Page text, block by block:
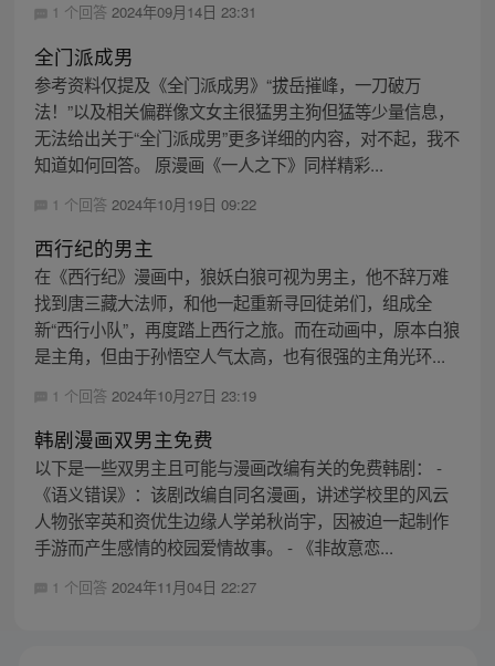
1 个回答 2024年09月14日 23:31
全门派成男
参考资料仅提及《全门派成男》“拔岳摧峰，一刀破万
法！”以及相关偏群像文女主很猛男主狗但猛等少量信息，
无法给出关于“全门派成男”更多详细的内容，对不起，我不
知道如何回答。 原漫画《一人之下》同样精彩...
1 个回答 2024年10月19日 09:22
西行纪的男主
在《西行纪》漫画中，狼妖白狼可视为男主，他不辞万难
找到唐三藏大法师，和他一起重新寻回徒弟们，组成全
新“西行小队”，再度踏上西行之旅。而在动画中，原本白狼
是主角，但由于孙悟空人气太高，也有很强的主角光环...
1 个回答 2024年10月27日 23:19
韩剧漫画双男主免费
以下是一些双男主且可能与漫画改编有关的免费韩剧： -
《语义错误》：该剧改编自同名漫画，讲述学校里的风云
人物张宰英和资优生边缘人学弟秋尚宇，因被迫一起制作
手游而产生感情的校园爱情故事。 - 《非故意恋...
1 个回答 2024年11月04日 22:27